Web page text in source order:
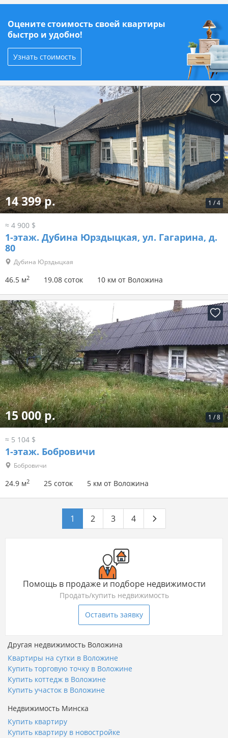
Оцените стоимость своей квартиры
быстро и удобно!
Узнать стоимость
1 /4
14 399 р.
≈ 4 900 $
1-этаж. Дубина Юрздыцкая, ул. Гагарина, д.
80
Дубина Юрздыцкая
46.5 м2 19.08 соток 10 км от Воложина
1 /8
15 000 р.
≈ 5 104 $
1-этаж. Бобровичи
Бобровичи
24.9 м2 25 соток 5 км от Воложина
1 2 3 4
Помощь в продаже и подборе недвижимости
Продать/купить недвижимость
Оставить заявку
Другая недвижимость Воложина
Квартиры на сутки в Воложине
Купить торговую точку в Воложине
Купить коттедж в Воложине
Купить участок в Воложине
Недвижимость Минска
Купить квартиру
Купить квартиру в новостройке